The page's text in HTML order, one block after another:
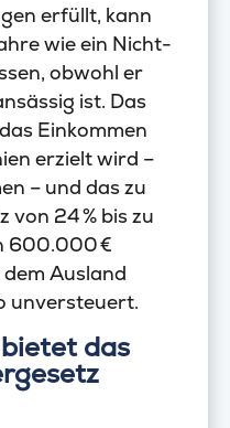
erfüllt, kann
wie ein Nicht-
obwohl er
ist. Das
Einkommen
erzielt wird –
– und das zu
von 24 % bis zu
600.000 €
Ausland
unversteuert.
das